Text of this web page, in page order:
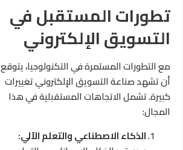
تطورات المستقبل في
التسويق الإلكتروني
مع التطورات المستمرة في التكنولوجيا، يتوقع
أن تشهد صناعة التسويق الإلكتروني تغييرات
كبيرة. تشمل الاتجاهات المستقبلية في هذا
المجال:
الذكاء الاصطناعي والتعلم الآلي: